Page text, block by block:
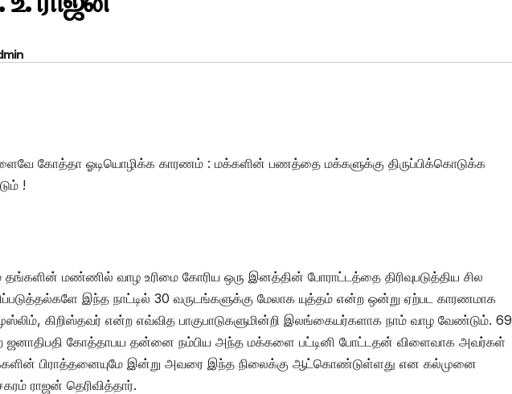
கோத்தா ஓடியொழிக்க காரணம் : மக்களின் பணத்தை மக்களுக்கு திருப்பிக்கொடுக்க
!
தங்களின் மண்ணில் வாழ உரிமை கோரிய ஒரு இனத்தின் போராட்டத்தை திரிவுபடுத்திய சில
இந்த நாட்டில் 30 வருடங்களுக்கு மேலாக யுத்தம் என்ற ஒன்று ஏற்பட காரணமாக
கிறிஸ்தவர் என்ற எவ்வித பாகுபாடுகளுமின்றி இலங்கையர்களாக நாம் வாழ வேண்டும். 69
ஜனாதிபதி கோத்தாபய தன்னை நம்பிய அந்த மக்களை பட்டினி போட்டதன் விளைவாக அவர்கள்
பிராத்தனையுமே இன்று அவரை இந்த நிலைக்கு ஆட்கொண்டுள்ளது என கல்முனை
ராஜன் தெரிவித்தார்.